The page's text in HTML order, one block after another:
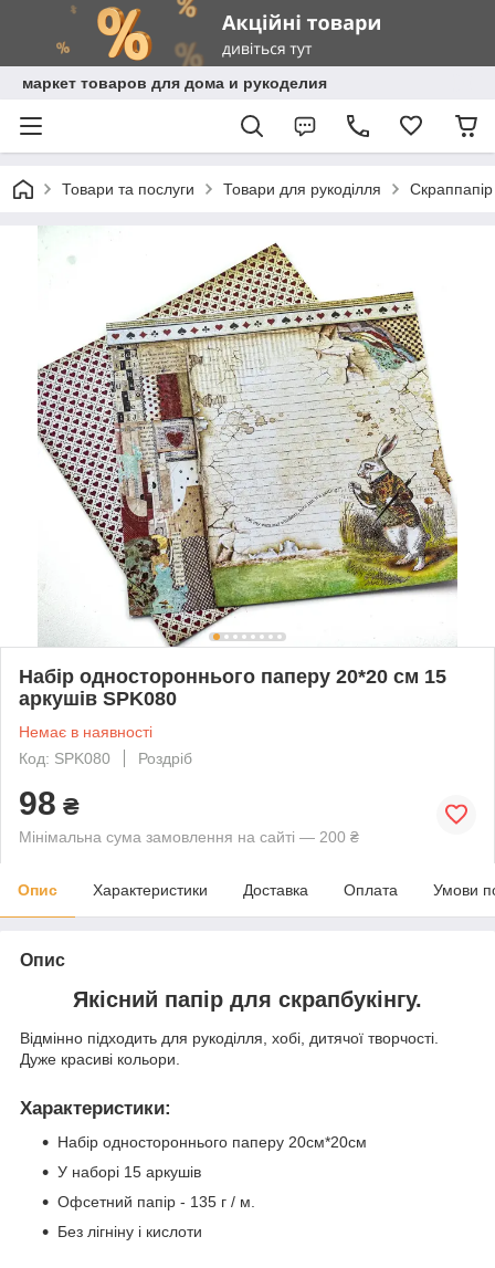
маркет товаров для дома и рукоделия
Товари та послуги Товари для рукоділля
Набір одностороннього паперу 20*20 см 15
аркушів SPK080
Немає в наявності
Код: SPK080
Роздріб
98 ₴
Мінімальна сума замовлення на сайті — 200 ₴
Опис Характеристики Доставка Оплата Умови
Опис
Якісний папір для скрапбукінгу.
Відмінно підходить для рукоділля, хобі, дитячої творчості.
Дуже красиві кольори.
Характеристики:
Набір одностороннього паперу 20см*20см
У наборі 15 аркушів
Офсетний папір - 135 г / м.
Без лігніну і кислоти